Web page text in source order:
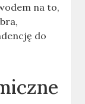
na to,
do